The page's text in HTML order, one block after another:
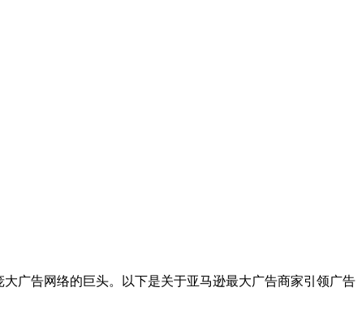
广告网络的巨头。以下是关于亚马逊最大广告商家引领广告